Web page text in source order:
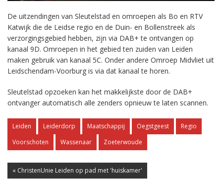
De uitzendingen van Sleutelstad en omroepen als Bo en RTV
Katwijk die de Leidse regio en de Duin- en Bollenstreek als
verzorgingsgebied hebben, zijn via DAB+ te ontvangen op
kanaal 9D. Omroepen in het gebied ten zuiden van Leiden
maken gebruik van kanaal 5C. Onder andere Omroep Midvliet uit
Leidschendam-Voorburg is via dat kanaal te horen.
Sleutelstad opzoeken kan het makkelijkste door de DAB+
ontvanger automatisch alle zenders opnieuw te laten scannen.
Leiden Leiderdorp Maatschappij Oegstgeest
Regio
Voorschoten
Wassenaar Zoeterwoude
« ChristenUnie Leiden op pad met 'huiskamer'